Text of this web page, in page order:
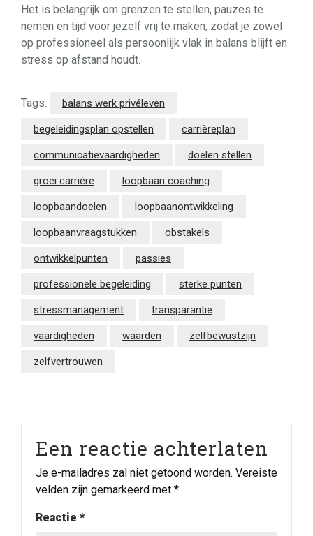
Het is belangrijk om grenzen te stellen, pauzes te
nemen en tijd voor jezelf vrij te maken, zodat je zowel
op professioneel als persoonlijk vlak in balans blijft en
stress op afstand houdt.
Tags: balans werk privéleven
begeleidingsplan opstellen carrièreplan
communicatievaardigheden doelen stellen
groei carrière loopbaan coaching
loopbaandoelen loopbaanontwikkeling
loopbaanvraagstukken obstakels
ontwikkelpunten passies
professionele begeleiding sterke punten
stressmanagement transparantie
vaardigheden waarden zelfbewustzijn
zelfvertrouwen
Een reactie achterlaten
Je e-mailadres zal niet getoond worden. Vereiste
velden zijn gemarkeerd met *
Reactie *